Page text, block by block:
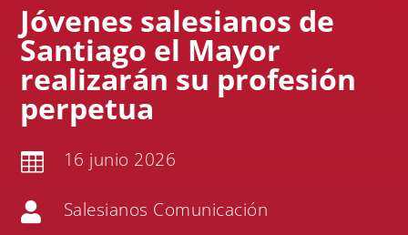
Jóvenes salesianos de
Santiago el Mayor
realizarán su profesión
perpetua
 16 junio 2026
 Salesianos Comunicación